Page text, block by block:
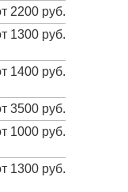
2200 руб.
1300 руб.
1400 руб.
3500 руб.
1000 руб.
1300 руб.